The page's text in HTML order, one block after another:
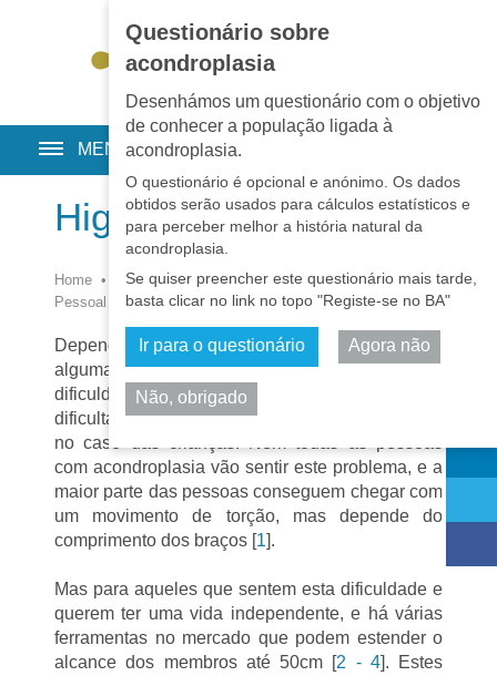
Questionário sobre
acondroplasia
Desenhámos um questionário com o objetivo
de conhecer a população ligada à
acondroplasia.
O questionário é opcional e anónimo. Os dados
obtidos serão usados para cálculos estatísticos e
para perceber melhor a história natural da
acondroplasia.
Se quiser preencher este questionário mais tarde,
basta clicar no link no topo "Registe-se no BA"
Ir para o questionário Agora não
Não, obrigado
EN
MENU
Higiene Pessoal
Home • Pages • Resources • Daily life • Higiene
Pessoal
Dependendo do comprimento dos membros,
algumas pessoas com baixa estatura têm
dificuldades em chegar à zona do períneo,
dificultando a higiene desta área, especialmente
no caso das crianças. Nem todas as pessoas
com acondroplasia vão sentir este problema, e a
maior parte das pessoas conseguem chegar com
um movimento de torção, mas depende do
comprimento dos braços [1].
Mas para aqueles que sentem esta dificuldade e
querem ter uma vida independente, e há várias
ferramentas no mercado que podem estender o
alcance dos membros até 50cm [2 - 4]. Estes